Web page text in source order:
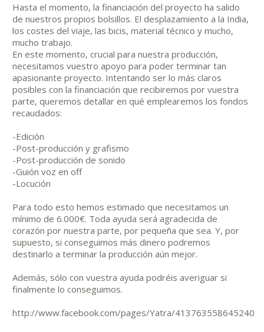
Hasta el momento, la financiación del proyecto ha salido
de nuestros propios bolsillos. El desplazamiento a la India,
los costes del viaje, las bicis, material técnico y mucho,
mucho trabajo.
En este momento, crucial para nuestra producción,
necesitamos vuestro apoyo para poder terminar tan
apasionante proyecto. Intentando ser lo más claros
posibles con la financiación que recibiremos por vuestra
parte, queremos detallar en qué emplearemos los fondos
recaudados:
-Edición
-Post-producción y grafismo
-Post-producción de sonido
-Guión voz en off
-Locución
Para todo esto hemos estimado que necesitamos un
mínimo de 6.000€. Toda ayuda será agradecida de
corazón por nuestra parte, por pequeña que sea. Y, por
supuesto, si conseguimos más dinero podremos
destinarlo a terminar la producción aún mejor.
Además, sólo con vuestra ayuda podréis averiguar si
finalmente lo conseguimos.
http://www.facebook.com/pages/Yatra/413763558645240